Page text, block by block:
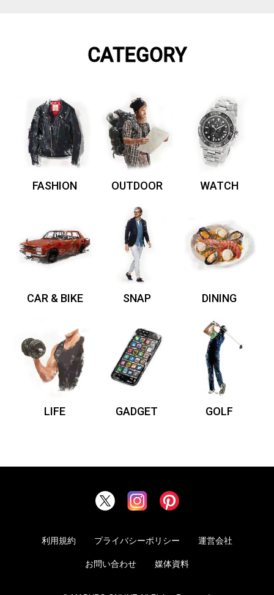
CATEGORY
FASHION OUTDOOR WATCH
CAR & BIKE SNAP DINING
LIFE GADGET GOLF
利用規約 プライバシーポリシー 運営会社
お問い合わせ 媒体資料